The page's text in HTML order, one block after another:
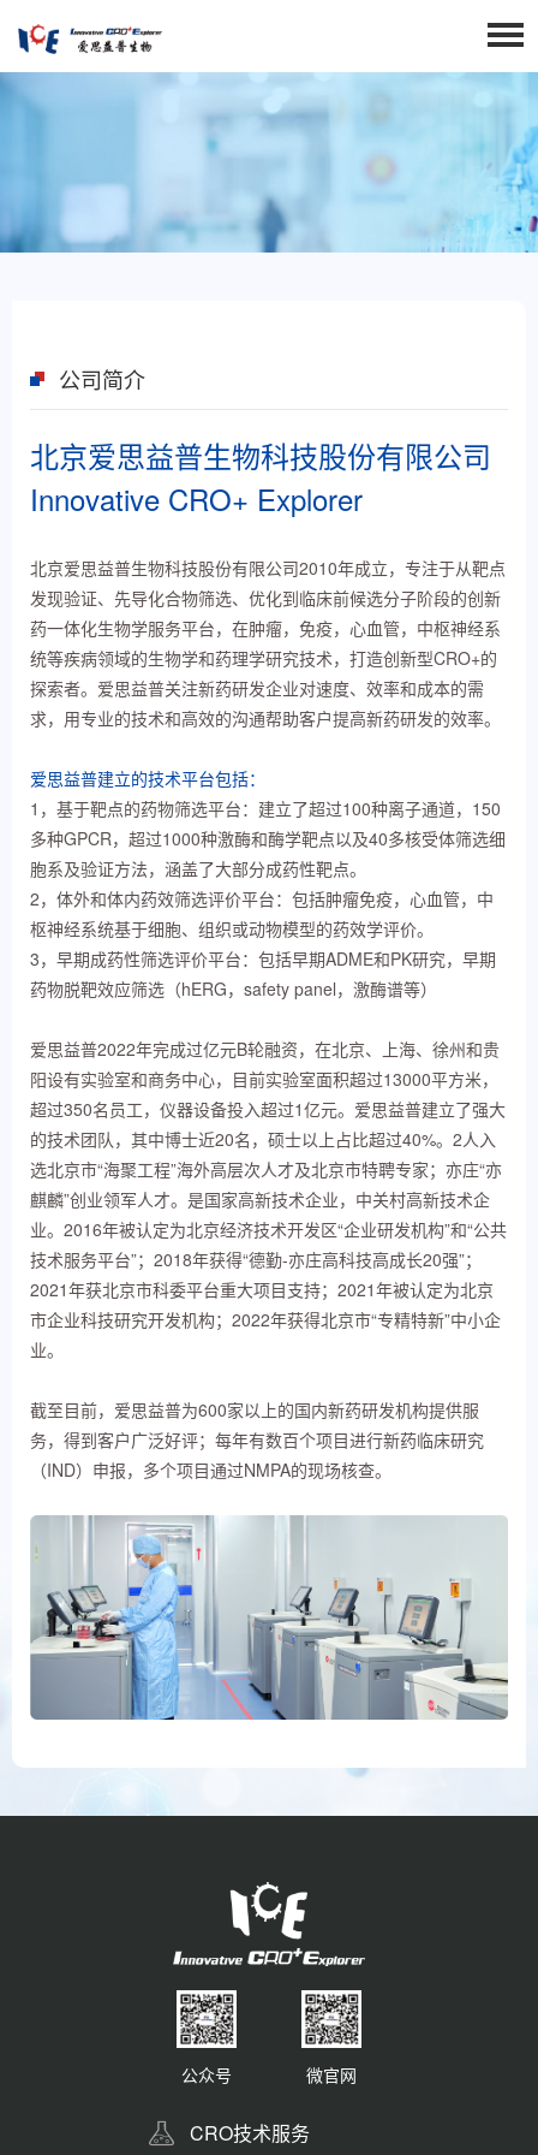
公司简介
北京爱思益普生物科技股份有限公司
Innovative CRO+ Explorer
北京爱思益普生物科技股份有限公司2010年成立，专注于从靶点
发现验证、先导化合物筛选、优化到临床前候选分子阶段的创新
药一体化生物学服务平台，在肿瘤，免疫，心血管，中枢神经系
统等疾病领域的生物学和药理学研究技术，打造创新型CRO+的
探索者。爱思益普关注新药研发企业对速度、效率和成本的需
求，用专业的技术和高效的沟通帮助客户提高新药研发的效率。
爱思益普建立的技术平台包括：
1，基于靶点的药物筛选平台：建立了超过100种离子通道，150
多种GPCR，超过1000种激酶和酶学靶点以及40多核受体筛选细
胞系及验证方法，涵盖了大部分成药性靶点。
2，体外和体内药效筛选评价平台：包括肿瘤免疫，心血管，中
枢神经系统基于细胞、组织或动物模型的药效学评价。
3，早期成药性筛选评价平台：包括早期ADME和PK研究，早期
药物脱靶效应筛选（hERG，safety panel，激酶谱等）
爱思益普2022年完成过亿元B轮融资，在北京、上海、徐州和贵
阳设有实验室和商务中心，目前实验室面积超过13000平方米，
超过350名员工，仪器设备投入超过1亿元。爱思益普建立了强大
的技术团队，其中博士近20名，硕士以上占比超过40%。2人入
选北京市“海聚工程”海外高层次人才及北京市特聘专家；亦庄“亦
麒麟”创业领军人才。是国家高新技术企业，中关村高新技术企
业。2016年被认定为北京经济技术开发区“企业研发机构”和“公共
技术服务平台”；2018年获得“德勤-亦庄高科技高成长20强”；
2021年获北京市科委平台重大项目支持；2021年被认定为北京
市企业科技研究开发机构；2022年获得北京市“专精特新”中小企
业。
截至目前，爱思益普为600家以上的国内新药研发机构提供服
务，得到客户广泛好评；每年有数百个项目进行新药临床研究
（IND）申报，多个项目通过NMPA的现场核查。
公众号 微官网
CRO技术服务